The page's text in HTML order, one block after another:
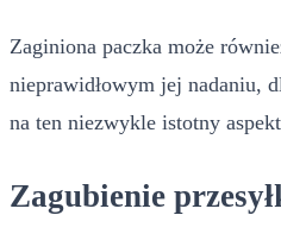
Zaginiona paczka może
nieprawidłowym jej nadaniu,
na ten niezwykle istotny
Zagubienie